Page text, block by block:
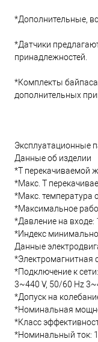
*Дополнительные,
*Датчики
принадлежностей.
*Комплекты байпаса
дополнительных
Эксплуатационные
Данные об изделии
*Т перекачиваемой
*Макс. T
*Макс. температура
*Максимальное
*Давление на входе:
*Индекс
Данные
*Электромагнитная
*Подключение к
3~440 V, 50/60 Hz
*Допуск на
*Номинальная
*Класс
*Номинальный ток: